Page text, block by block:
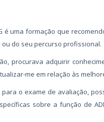
é uma formação que
ou do seu percurso profissional.
procurava adquirir
me em relação às
o exame de avaliação,
sobre a função de